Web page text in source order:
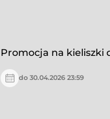
Promocja na kieliszki
do 30.04.2026 23:59